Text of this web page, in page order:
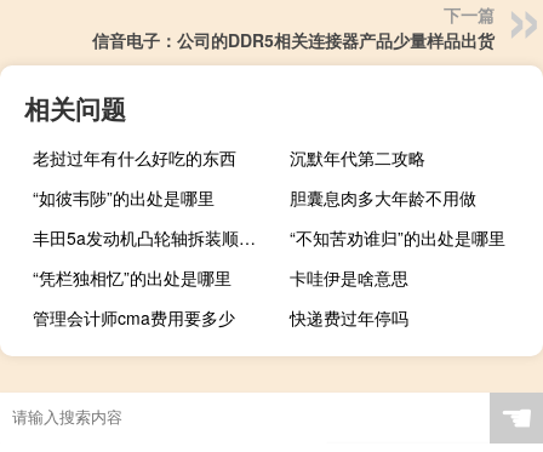
下一篇
信音电子：公司的DDR5相关连接器产品少量样品出货
相关问题
老挝过年有什么好吃的东西
沉默年代第二攻略
“如彼韦陟”的出处是哪里
胆囊息肉多大年龄不用做
丰田5a发动机凸轮轴拆装顺序（丰田5a发动机拆装视频）
“不知苦劝谁归”的出处是哪里
“凭栏独相忆”的出处是哪里
卡哇伊是啥意思
管理会计师cma费用要多少
快递费过年停吗
☚